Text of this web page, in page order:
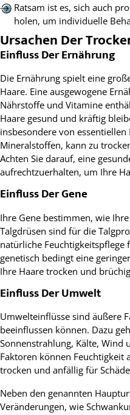
Ratsam ist es, sich auch
holen, um individuelle
Ursachen Der
Einfluss Der Ernährung
Die Ernährung spielt eine
Haare. Eine ausgewogene
Nährstoffe und Vitamine
Haare gesund und kräftig
insbesondere von
Mineralstoffen, kann zu
Achten Sie darauf, eine
aufrechtzuerhalten, um Ihre
Einfluss Der Gene
Ihre Gene bestimmen, wie
Talgdrüsen sind für die
natürliche Feuchtigkeitspflege
genetisch bedingt eine
Ihre Haare trocken und
Einfluss Der Umwelt
Umwelteinflüsse sind äußere
beeinflussen können. Dazu
Sonnenstrahlung, Kälte, Wind
Faktoren können Feuchtigkeit
trocken und anfällig für
Neben den genannten
Veränderungen, wie